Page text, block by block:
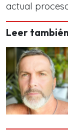
actual
Leer